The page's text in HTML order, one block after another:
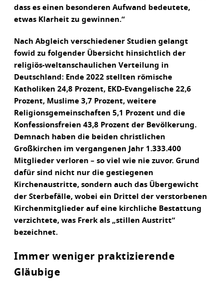
dass es einen besonderen Aufwand bedeutete,
etwas Klarheit zu gewinnen.“
Nach Abgleich verschiedener Studien gelangt
fowid zu folgender Übersicht hinsichtlich der
religiös-weltanschaulichen Verteilung in
Deutschland: Ende 2022 stellten römische
Katholiken 24,8 Prozent, EKD-Evangelische 22,6
Prozent, Muslime 3,7 Prozent, weitere
Religionsgemeinschaften 5,1 Prozent und die
Konfessionsfreien 43,8 Prozent der Bevölkerung.
Demnach haben die beiden christlichen
Großkirchen im vergangenen Jahr 1.333.400
Mitglieder verloren – so viel wie nie zuvor. Grund
dafür sind nicht nur die gestiegenen
Kirchenaustritte, sondern auch das Übergewicht
der Sterbefälle, wobei ein Drittel der verstorbenen
Kirchenmitglieder auf eine kirchliche Bestattung
verzichtete, was Frerk als „stillen Austritt“
bezeichnet.
Immer weniger praktizierende
Gläubige